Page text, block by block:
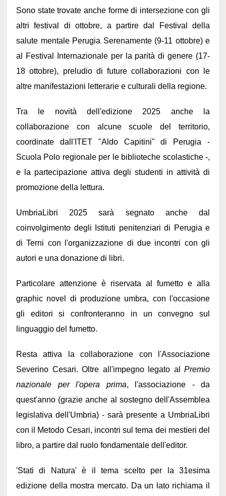
Sono state trovate anche forme di intersezione con gli
altri festival di ottobre, a partire dal Festival della
salute mentale Perugia Serenamente (9-11 ottobre) e
al Festival Internazionale per la parità di genere (17-
18 ottobre), preludio di future collaborazioni con le
altre manifestazioni letterarie e culturali della regione.
Tra le novità dell'edizione 2025 anche la
collaborazione con alcune scuole del territorio,
coordinate dall'ITET "Aldo Capitini" di Perugia -
Scuola Polo regionale per le biblioteche scolastiche -,
e la partecipazione attiva degli studenti in attività di
promozione della lettura.
UmbriaLibri 2025 sarà segnato anche dal
coinvolgimento degli Istituti penitenziari di Perugia e
di Terni con l'organizzazione di due incontri con gli
autori e una donazione di libri.
Particolare attenzione è riservata al fumetto e alla
graphic novel di produzione umbra, con l'occasione
gli editori si confronteranno in un convegno sul
linguaggio del fumetto.
Resta attiva la collaborazione con l'Associazione
Severino Cesari. Oltre all'impegno legato al Premio
nazionale per l'opera prima, l'associazione - da
quest'anno (grazie anche al sostegno dell'Assemblea
legislativa dell'Umbria) - sarà presente a UmbriaLibri
con il Metodo Cesari, incontri sul tema dei mestieri del
libro, a partire dal ruolo fondamentale dell'editor.
'Stati di Natura' è il tema scelto per la 31esima
edizione della mostra mercato. Da un lato richiama il